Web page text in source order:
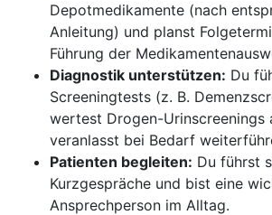
Depotmedikamente (nach
Anleitung) und planst
Führung der
Diagnostik unterstützen: Du
Screeningtests (z. B.
wertest Drogen-Urinscreenings
veranlasst bei Bedarf
Patienten begleiten: Du führst
Kurzgespräche und bist eine
Ansprechperson im Alltag.